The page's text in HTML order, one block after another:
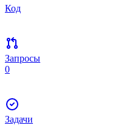
Код
Запросы
0
Задачи